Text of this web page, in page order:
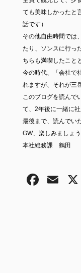
ても美味しかったと
話です）
その他自由時間では
たり、ソンスに行っ
ちらも満喫したこと
今の時代、「会社で
れますが、それが三
このブログを読んで
て、2年後に一緒に
最後まで、読んでい
GW、楽しみましょ
本社総務課 鶴田